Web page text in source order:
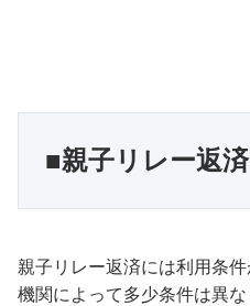
■親子リレー返
親子リレー返済には利用条
機関によって多少条件は異な